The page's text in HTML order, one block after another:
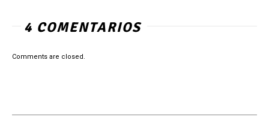
4 COMENTARIOS
Comments are closed.